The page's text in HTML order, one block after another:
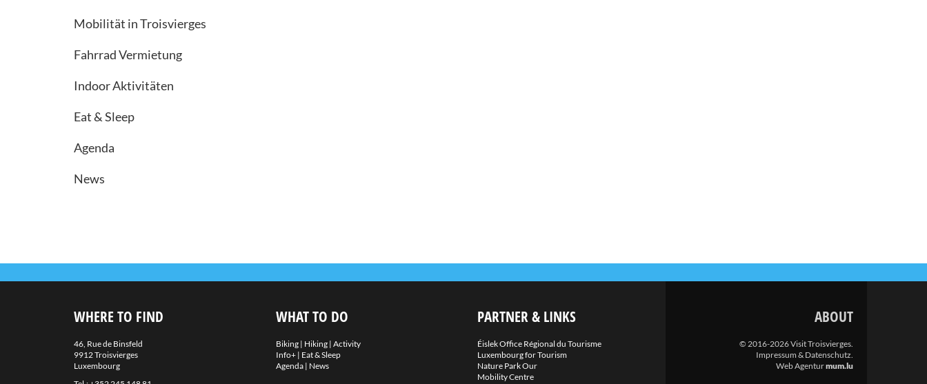
Mobilität in Troisvierges
Fahrrad Vermietung
Indoor Aktivitäten
Eat & Sleep
Agenda
News
WHERE TO FIND
46, Rue de Binsfeld
9912 Troisvierges
Luxembourg
WHAT TO DO
Biking| Hiking| Activity
Info+| Eat & Sleep
Agenda| News
PARTNER & LINKS
Éislek Office Régional du Tourisme
Luxembourg for Tourism
Nature Park Our
Mobility Centre
ABOUT
© 2016-2026 Visit Troisvierges.
Impressum & Datenschutz.
Web Agenturmum.lu